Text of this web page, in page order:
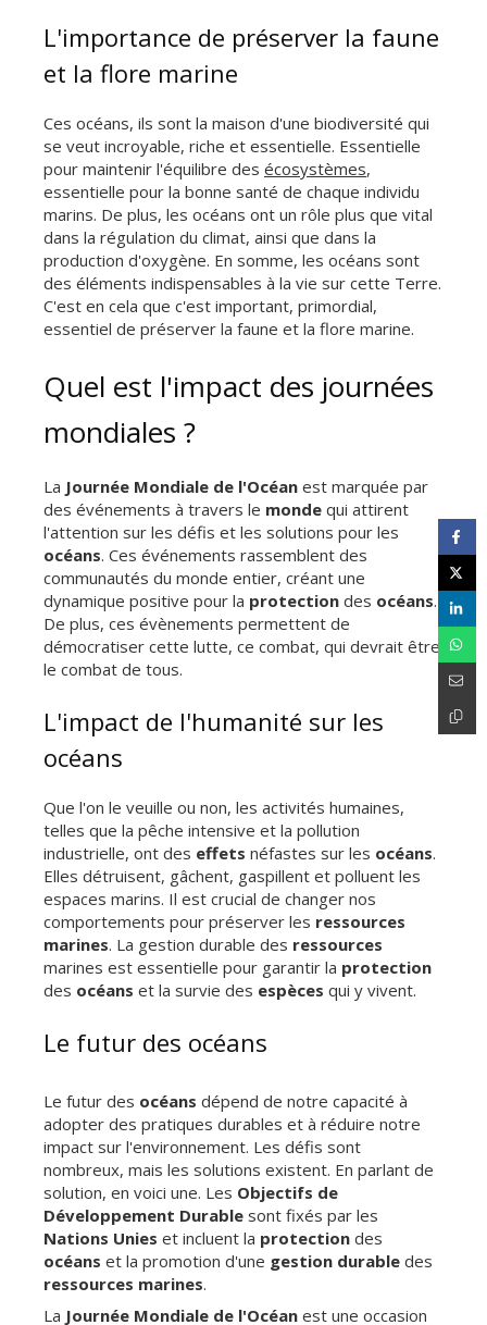
L'importance de préserver la faune
et la flore marine
Ces océans, ils sont la maison d'une biodiversité qui
se veut incroyable, riche et essentielle. Essentielle
pour maintenir l'équilibre des écosystèmes,
essentielle pour la bonne santé de chaque individu
marins. De plus, les océans ont un rôle plus que vital
dans la régulation du climat, ainsi que dans la
production d'oxygène. En somme, les océans sont
des éléments indispensables à la vie sur cette Terre.
C'est en cela que c'est important, primordial,
essentiel de préserver la faune et la flore marine.
Quel est l'impact des journées
mondiales ?
La Journée Mondiale de l'Océan est marquée par
des événements à travers le monde qui attirent
l'attention sur les défis et les solutions pour les
océans. Ces événements rassemblent des
communautés du monde entier, créant une
dynamique positive pour la protection des océans.
De plus, ces évènements permettent de
démocratiser cette lutte, ce combat, qui devrait être
le combat de tous.
L'impact de l'humanité sur les
océans
Que l'on le veuille ou non, les activités humaines,
telles que la pêche intensive et la pollution
industrielle, ont des effets néfastes sur les océans.
Elles détruisent, gâchent, gaspillent et polluent les
espaces marins. Il est crucial de changer nos
comportements pour préserver les ressources
marines. La gestion durable des ressources
marines est essentielle pour garantir la protection
des océans et la survie des espèces qui y vivent.
Le futur des océans
Le futur des océans dépend de notre capacité à
adopter des pratiques durables et à réduire notre
impact sur l'environnement. Les défis sont
nombreux, mais les solutions existent. En parlant de
solution, en voici une. Les Objectifs de
Développement Durable sont fixés par les
Nations Unies et incluent la protection des
océans et la promotion d'une gestion durable des
ressources marines.
La Journée Mondiale de l'Océan est une occasion